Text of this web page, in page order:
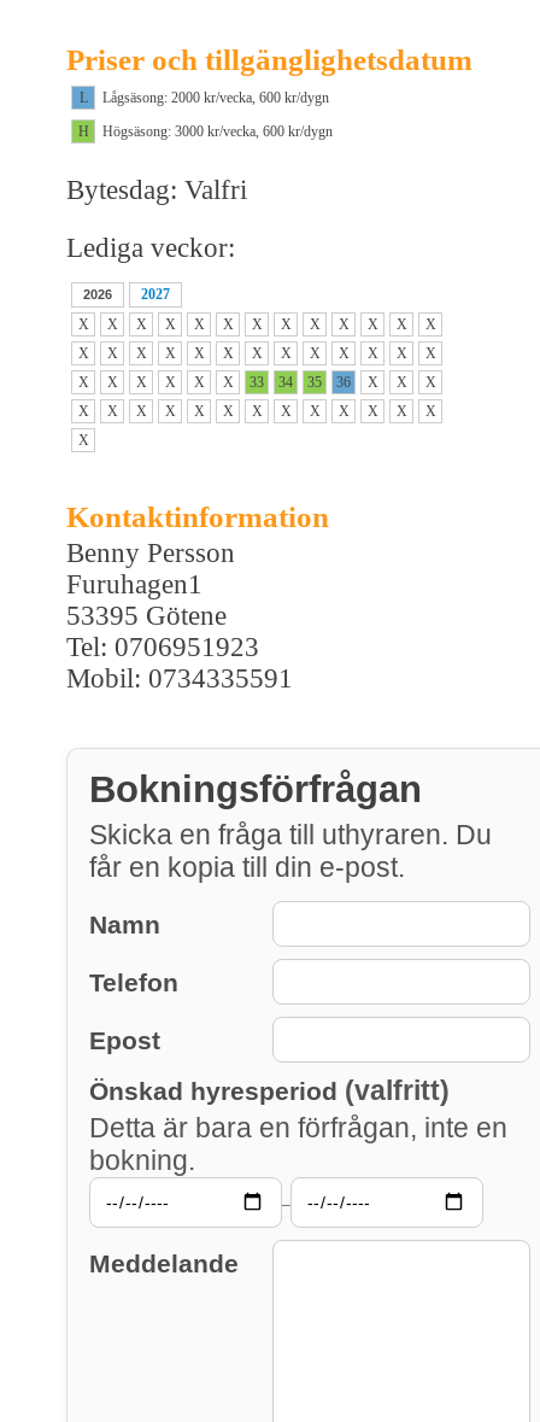
Priser och tillgänglighetsdatum
L
Lågsäsong: 2000 kr/vecka, 600 kr/dygn
H
Högsäsong: 3000 kr/vecka, 600 kr/dygn
Bytesdag: Valfri
Lediga veckor:
2026
2027
X
X X X X X X X X X X X
X
X
X X X X X X X X X X X
X
X
X X X X X 33 34 35 36 X X
X
X
X X X X X X X X X X X
X
X
Kontaktinformation
Benny Persson
Furuhagen1
53395 Götene
Tel: 0706951923
Mobil: 0734335591
Bokningsförfrågan
Skicka en fråga till uthyraren. Du
får en kopia till din e-post.
Namn
Telefon
Epost
Önskad hyresperiod (valfritt)
Detta är bara en förfrågan, inte en
bokning.
–
Meddelande